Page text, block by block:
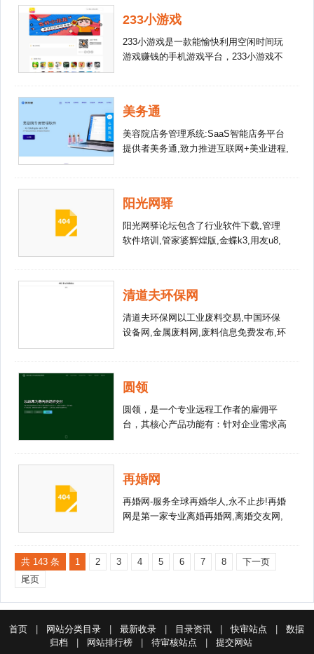
233小游戏
233小游戏是一款能愉快利用空闲时间玩
游戏赚钱的手机游戏平台，233小游戏不
美务通
美容院店务管理系统:SaaS智能店务平台
提供者美务通,致力推进互联网+美业进程,
阳光网驿
阳光网驿论坛包含了行业软件下载,管理
软件培训,管家婆辉煌版,金蝶k3,用友u8,
驿,阳光网,中小企业信息化,IT连锁,it服务
连锁,软件培训学院,IT软件商城,阳光网译,
驿通软件
清道夫环保网
清道夫环保网以工业废料交易,中国环保
设备网,金属废料网,废料信息免费发布,环
规,环保资料下载,环保商城,化工产品,化工
设备以及环保商城为核心而 搭建的一个
集信息发布,技术交易,环保化工资源下载,
圆领
圆领，是一个专业远程工作者的雇佣平
台，其核心产品功能有：针对企业需求高
者和企业双方的权益。 完善的平台体系
让优秀的人变得更优秀，让远程工作者发
声并找到具有归属感和成长的环境，获得
PC端，通过构建集平台、工作台、社区
再婚网
再婚网-服务全球再婚华人,永不止步!再婚
网是第一家专业离婚再婚网,离婚交友网,
离婚征婚网,离异交友网，离婚征婚网,再
共 143 条 1 2 3 4 5 6 7 8
下一页
尾页
首页 网站分类目录 最新收录 目录资讯 快审站点
数据
归档
网站排行榜 待审核站点 提交网站